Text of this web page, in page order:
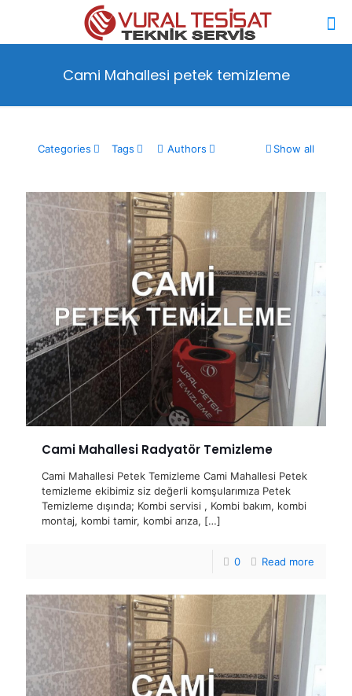
Cami Mahallesi petek temizleme
Categories Tags Authors Show all
Cami Mahallesi Radyatör Temizleme
Cami Mahallesi Petek Temizleme Cami Mahallesi Petek
temizleme ekibimiz siz değerli komşularımıza Petek
Temizleme dışında; Kombi servisi , Kombi bakım, kombi
montaj, kombi tamir, kombi arıza, […]
0 Read more